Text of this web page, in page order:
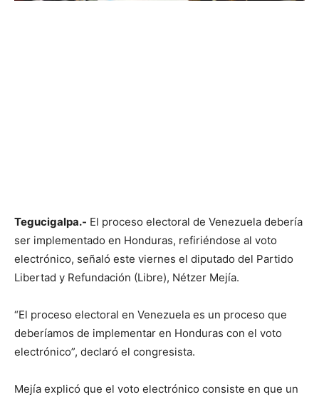
Tegucigalpa.- El proceso electoral de Venezuela debería
ser implementado en Honduras, refiriéndose al voto
electrónico, señaló este viernes el diputado del Partido
Libertad y Refundación (Libre), Nétzer Mejía.
“El proceso electoral en Venezuela es un proceso que
deberíamos de implementar en Honduras con el voto
electrónico”, declaró el congresista.
Mejía explicó que el voto electrónico consiste en que un